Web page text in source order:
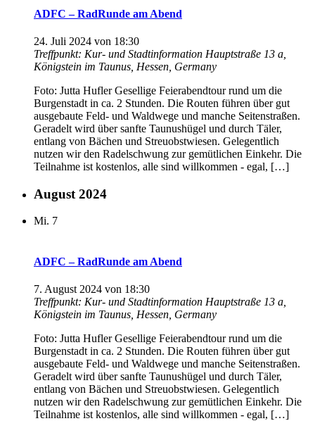
ADFC – RadRunde am Abend
24. Juli 2024 von 18:30
Treffpunkt: Kur- und Stadtinformation Hauptstraße 13 a,
Königstein im Taunus, Hessen, Germany
Foto: Jutta Hufler Gesellige Feierabendtour rund um die
Burgenstadt in ca. 2 Stunden. Die Routen führen über gut
ausgebaute Feld- und Waldwege und manche Seitenstraßen.
Geradelt wird über sanfte Taunushügel und durch Täler,
entlang von Bächen und Streuobstwiesen. Gelegentlich
nutzen wir den Radelschwung zur gemütlichen Einkehr. Die
Teilnahme ist kostenlos, alle sind willkommen - egal, […]
August 2024
Mi. 7
ADFC – RadRunde am Abend
7. August 2024 von 18:30
Treffpunkt: Kur- und Stadtinformation Hauptstraße 13 a,
Königstein im Taunus, Hessen, Germany
Foto: Jutta Hufler Gesellige Feierabendtour rund um die
Burgenstadt in ca. 2 Stunden. Die Routen führen über gut
ausgebaute Feld- und Waldwege und manche Seitenstraßen.
Geradelt wird über sanfte Taunushügel und durch Täler,
entlang von Bächen und Streuobstwiesen. Gelegentlich
nutzen wir den Radelschwung zur gemütlichen Einkehr. Die
Teilnahme ist kostenlos, alle sind willkommen - egal, […]